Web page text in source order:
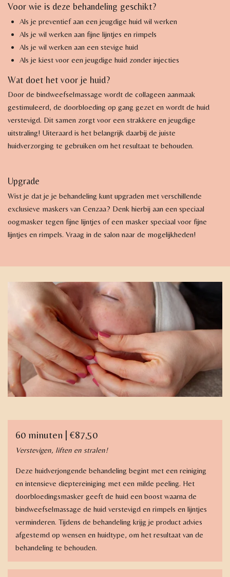
Voor wie is deze behandeling geschikt?
Als je preventief aan een jeugdige huid wil werken
Als je wil werken aan fijne lijntjes en rimpels
Als je wil werken aan een stevige huid
Als je kiest voor een jeugdige huid zonder injecties
Wat doet het voor je huid?
Door de bindweefselmassage wordt de collageen aanmaak
gestimuleerd, de doorbloeding op gang gezet en wordt de huid
verstevigd. Dit samen zorgt voor een strakkere en jeugdige
uitstraling! Uiteraard is het belangrijk daarbij de juiste
huidverzorging te gebruiken om het resultaat te behouden.
Upgrade
Wist je dat je je behandeling kunt upgraden met verschillende
exclusieve maskers van Cenzaa? Denk hierbij aan een speciaal
oogmasker tegen fijne lijntjes of een masker speciaal voor fijne
lijntjes en rimpels. Vraag in de salon naar de mogelijkheden!
60 minuten | €87,50
Verstevigen, liften en stralen!
Deze huidverjongende behandeling begint met een reiniging
en intensieve dieptereiniging met een milde peeling. Het
doorbloedingsmasker geeft de huid een boost waarna de
bindweefselmassage de huid verstevigd en rimpels en lijntjes
verminderen. Tijdens de behandeling krijg je product advies
afgestemd op wensen en huidtype, om het resultaat van de
behandeling te behouden.